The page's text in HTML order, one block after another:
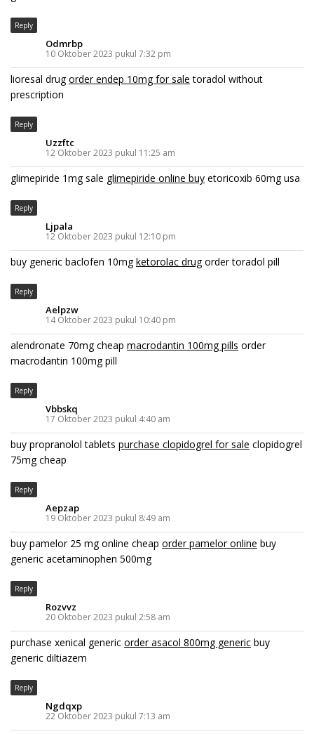
Reply
Odmrbp
10 Oktober 2023 pukul 7:32 pm
lioresal drugorder endep 10mg for sale toradol without
prescription
Reply
Uzzftc
12 Oktober 2023 pukul 11:25 am
glimepiride 1mg sale glimepiride online buy etoricoxib 60mg usa
Reply
Ljpala
12 Oktober 2023 pukul 12:10 pm
buy generic baclofen 10mgketorolac drugorder toradol pill
Reply
Aelpzw
14 Oktober 2023 pukul 10:40 pm
alendronate 70mg cheap macrodantin 100mg pills order
macrodantin 100mg pill
Reply
Vbbskq
17 Oktober 2023 pukul 4:40 am
buy propranolol tablets purchase clopidogrel for sale clopidogrel
75mg cheap
Reply
Aepzap
19 Oktober 2023 pukul 8:49 am
buy pamelor 25 mg online cheap order pamelor online buy
generic acetaminophen 500mg
Reply
Rozvvz
20 Oktober 2023 pukul 2:58 am
purchase xenical generic order asacol 800mg generic buy
generic diltiazem
Reply
Ngdqxp
22 Oktober 2023 pukul 7:13 am